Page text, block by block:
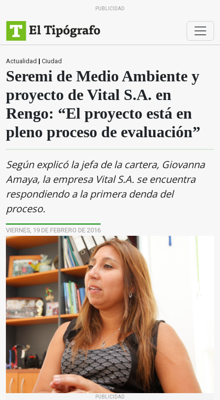
PUBLICIDAD
Actualidad | Ciudad
Seremi de Medio Ambiente y
proyecto de Vital S.A. en
Rengo: “El proyecto está en
pleno proceso de evaluación”
Según explicó la jefa de la cartera, Giovanna
Amaya, la empresa Vital S.A. se encuentra
respondiendo a la primera denda del
proceso.
VIERNES, 19 DE FEBRERO DE 2016
PUBLICIDAD